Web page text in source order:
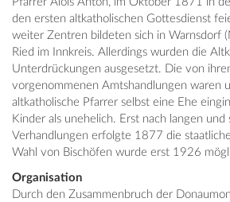
den ersten altkatholischen Gottesdienst
weiter Zentren bildeten sich in Warnsdorf
Ried im Innkreis. Allerdings wurden die
Unterdrückungen ausgesetzt. Die von
vorgenommenen Amtshandlungen waren
altkatholische Pfarrer selbst eine Ehe
Kinder als unehelich. Erst nach langen und
Verhandlungen erfolgte 1877 die
Wahl von Bischöfen wurde erst 1926
Organisation
Durch den Zusammenbruch der